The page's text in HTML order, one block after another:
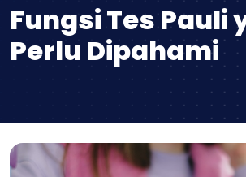
Fungsi Tes Pauli
Perlu Dipahami